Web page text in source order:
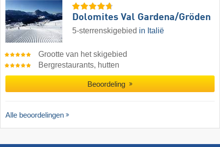
Dolomites Val Gardena/​Gröden
5-sterrenskigebied in Italië
Grootte van het skigebied
Bergrestaurants, hutten
Beoordeling
Alle beoordelingen